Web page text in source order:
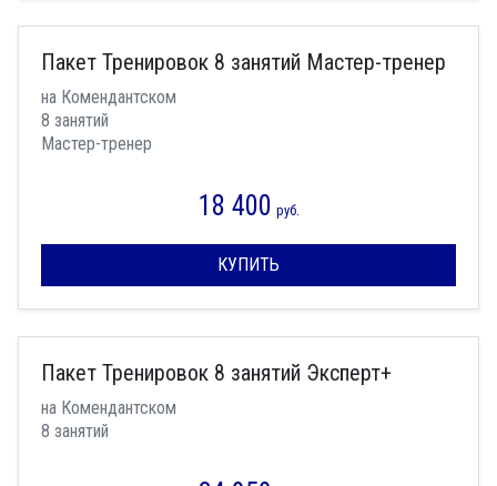
Пакет Тренировок 8 занятий Мастер-тренер
на Комендантском
8 занятий
Мастер-тренер
18 400 руб.
КУПИТЬ
Пакет Тренировок 8 занятий Эксперт+
на Комендантском
8 занятий